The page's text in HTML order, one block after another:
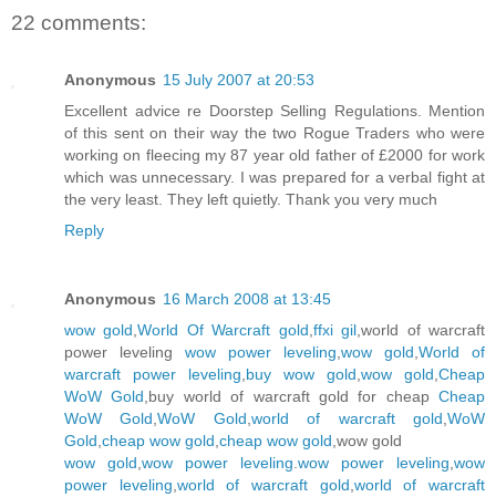
22 comments:
Anonymous 15 July 2007 at 20:53
Excellent advice re Doorstep Selling Regulations. Mention
of this sent on their way the two Rogue Traders who were
working on fleecing my 87 year old father of £2000 for work
which was unnecessary. I was prepared for a verbal fight at
the very least. They left quietly. Thank you very much
Reply
Anonymous 16 March 2008 at 13:45
wow gold ,World Of Warcraft gold ffxi gil ,world of warcraft
power leveling wow power leveling wow gold World of
warcraft power leveling buy wow gold wow gold Cheap
WoW Gold ,buy world of warcraft gold for cheap Cheap
WoW Gold ,WoW Gold world of warcraft gold ,WoW
Gold cheap wow gold cheap wow gold ,wow gold
wow gold wow power leveling wow power leveling wow
power leveling world of warcraft gold world of warcraft